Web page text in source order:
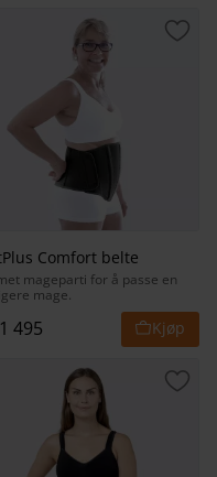
favoritt
Comfort belte
mageparti for å passe en
mage.
1 495
favoritt